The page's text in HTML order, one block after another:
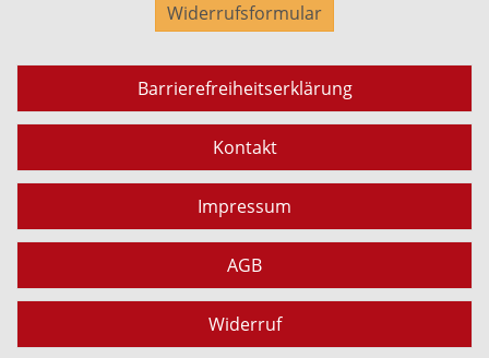
Widerrufsformular
Barrierefreiheitserklärung
Kontakt
Impressum
AGB
Widerruf